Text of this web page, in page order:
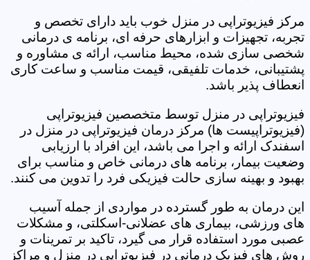
مرکز فیزیوتراپی در منزل خوب باید دارای تخصص و
تجربه، تجهیزات و ابزارهای حرفه ای، برنامه ی درمانی
شخصی سازی شده، محیط مناسب، ارائه ی مشاوره و
پشتیبانی، خدمات تلفیقی، قیمت مناسب و ساعت کاری
انعطاف پذیر باشد.
فیزیوتراپی در منزل توسط متخصصین فیزیوتراپی
(فیزیوتراپیست ها) مرکز درمان فیزیوتراپی در منزل در
اسفندک ارائه و اجرا می باشد، این افراد با ارزیابی
وضعیت بیمار، برنامه های درمانی خاص و مناسب برای
بهبود و بهینه سازی حالت فیزیکی فرد را تدوین می کنند.
این درمان به طور گسترده در مواردی از جمله آسیب
های ورزشی، بیماری های عضلانی-اسکلتی، و مشکلات
عصبی مورد استفاده قرار می گیرد، تاکید بر تمرینات و
روش های فیزیک درمانی در فیزیوتراپی در منزل و مراکز